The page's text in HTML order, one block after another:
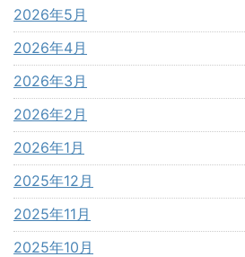
2026年5月
2026年4月
2026年3月
2026年2月
2026年1月
2025年12月
2025年11月
2025年10月